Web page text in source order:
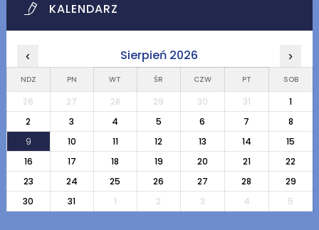
KALENDARZ
‹ Sierpień 2026 ›
NDZ PN WT ŚR CZW PT SOB
26 27 28 29 30 31
1
2
3 4 5 6 7
8
9
10 11 12 13 14
15
16
17 18 19 20 21
22
23
24 25 26 27 28
29
30
31 1 2 3 4 5